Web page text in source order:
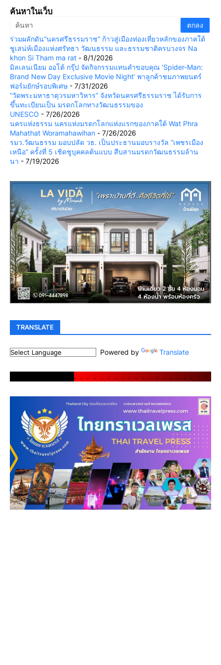
ค้นหาในเว็บ
ร่วมผลักดัน“นครศรีธรรมราช” ก้าวสู่เมืองท่องเที่ยวหลักของภาคใต้
ชูเสน่ห์เมืองแห่งศรัทธา วัฒนธรรม และธรรมชาติครบวงจร Na
khon Si Tham ma rat - 8/1/2026
มิลเลนเนียม ออโต้ กรุ๊ป จัดกิจกรรมแทนคำขอบคุณ ‘Spider-Man:
Brand New Day Exclusive Movie Night’ พาลูกค้าชมภาพยนตร์
ฟอร์มยักษ์รอบพิเศษ - 7/31/2026
“วัดพระมหาธาตุวรมหาวิหาร” จังหวัดนครศรีธรรมราช ได้รับการ
ขึ้นทะเบียนเป็น มรดกโลกทางวัฒนธรรมของ
UNESCO - 7/26/2026
นครแห่งธรรม นครแห่งมรดกโลกแห่งแรกของภาคใต้ Wat Phra
Mahathat Woramahawihan - 7/26/2026
รมว.วัฒนธรรม มอบปลัด วธ. เป็นประธานมอบรางวัล “เพชรเมือง
เหนือ” ครั้งที่ 5 เชิดชูบุคคลต้นแบบ สืบสานมรดกวัฒนธรรมล้าน
นา - 7/19/2026
TRANSLATE
Powered by Translate
. . . . . . . . . . . . . . . . . . . .